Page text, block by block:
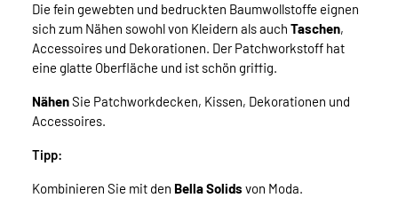
Die fein gewebten und bedruckten Baumwollstoffe eignen
sich zum Nähen sowohl von Kleidern als auch Taschen,
Accessoires und Dekorationen. Der Patchworkstoff hat
eine glatte Oberfläche und ist schön griffig.
NähenSie Patchworkdecken, Kissen, Dekorationen und
Accessoires.
Tipp:
Kombinieren Sie mit den Bella Solids von Moda.